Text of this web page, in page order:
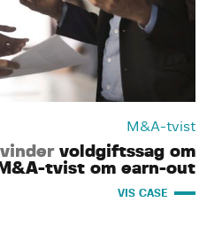
M&A-tvist
vindervoldgiftssag om
tvist om earn-out
VIS CASE